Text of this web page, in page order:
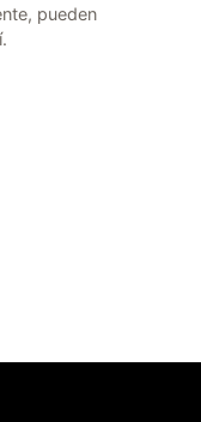
pueden
34R-PC1500